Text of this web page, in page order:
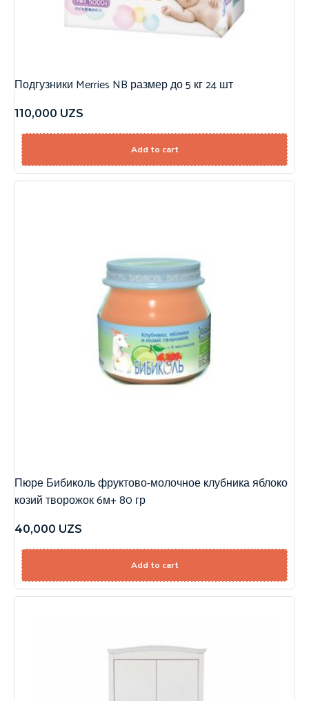
Подгузники Merries NB размер до 5 кг 24 шт
110,000 UZS
Add to cart
Пюре Бибиколь фруктово-молочное клубника яблоко
козий творожок 6м+ 80 гр
40,000 UZS
Add to cart